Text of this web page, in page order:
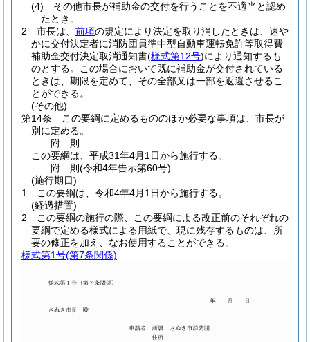
(4)
その他市長が補助金の交付を行うことを不適当と認め
たとき。
2
市長は、 前項の規定により決定を取り消したときは、速や
かに交付決定者に消防団員準中型自動車運転免許等取得費
補助金交付決定取消通知書(様式第12号)により通知するも
のとする。
この場合において既に補助金が交付されている
ときは、期限を定めて、その全部又は一部を返還させるこ
とができる。
(その他)
第14条
この要綱に定めるもののほか必要な事項は、市長が
別に定める。
附 則
この要綱は、平成31年4月1日から施行する。
附 則(令和4年告示第60号)
(施行期日)
1
この要綱は、令和4年4月1日から施行する。
(経過措置)
2
この要綱の施行の際、この要綱による改正前のそれぞれの
要綱で定める様式による用紙で、現に残存するものは、所
要の修正を加え、なお使用することができる。
様式第1号(第7条関係)